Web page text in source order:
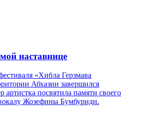
наставнице
«Хибла Герзмава
Абхазии завершился
артистка посвятила памяти своего
Жозефины Бумбуриди.